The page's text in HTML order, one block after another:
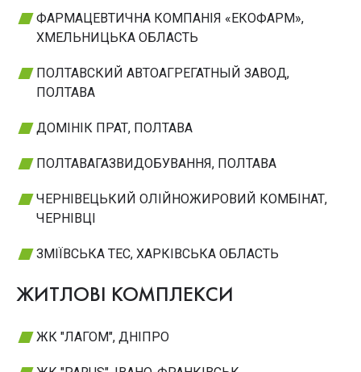
ФАРМАЦЕВТИЧНА КОМПАНІЯ «ЕКОФАРМ»,
ХМЕЛЬНИЦЬКА ОБЛАСТЬ
ПОЛТАВСКИЙ АВТОАГРЕГАТНЫЙ ЗАВОД,
ПОЛТАВА
ДОМІНІК ПРАТ, ПОЛТАВА
ПОЛТАВАГАЗВИДОБУВАННЯ, ПОЛТАВА
ЧЕРНІВЕЦЬКИЙ ОЛІЙНОЖИРОВИЙ КОМБІНАТ,
ЧЕРНІВЦІ
ЗМІЇВСЬКА ТЕС, ХАРКІВСЬКА ОБЛАСТЬ
ЖИТЛОВІ КОМПЛЕКСИ
ЖК "ЛАГОМ", ДНІПРО